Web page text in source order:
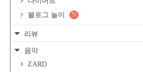
블로그 놀이
N
리뷰
음악
ZARD